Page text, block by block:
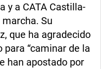
y a CATA Castilla-
Su
que ha agradecido
“caminar de la
han apostado por